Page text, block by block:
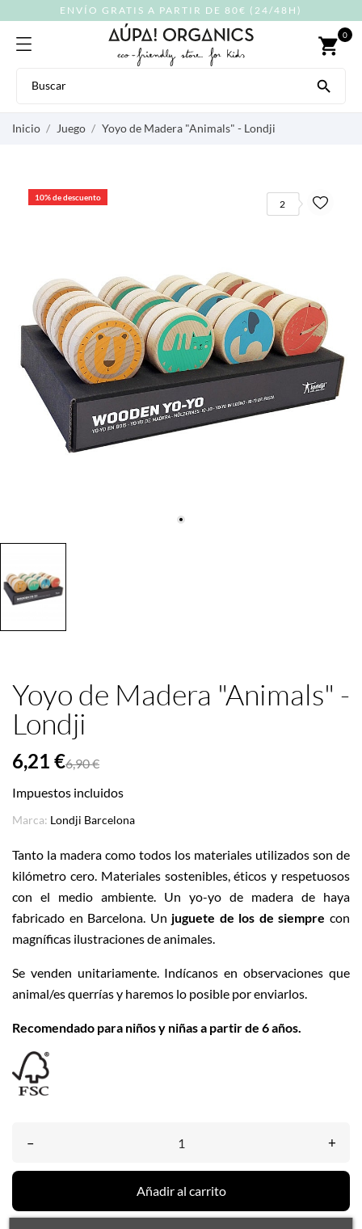
ENVÍO GRATIS A PARTIR DE 80€ (24/48H)
shopping_cart 0

Inicio Juego Yoyo de Madera "Animals" - Londji
10% de descuento
2
Yoyo de Madera "Animals" -
Londji
6,21 €6,90 €
Impuestos incluidos
Marca: Londji Barcelona
Tanto la madera como todos los materiales utilizados son de
kilómetro cero. Materiales sostenibles, éticos y respetuosos
con el medio ambiente. Un yo-yo de madera de haya
fabricado en Barcelona. Un juguete de los de siempre con
magníficas ilustraciones de animales.
Se venden unitariamente. Indícanos en observaciones que
animal/es querrías y haremos lo posible por enviarlos.
Recomendado para niños y niñas a partir de 6 años.
– +
Añadir al carrito